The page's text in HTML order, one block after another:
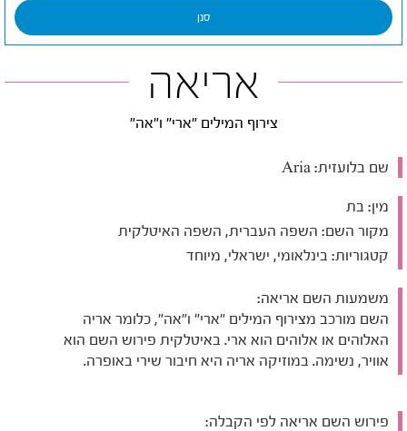
אריאה
צירוף המילים "ארי" ו"אה"
שם בלועזית:
מין: בת
מקור השם: השפה העברית, השפה האיטלקית
קטגוריות: בינלאומי, ישראלי, מיוחד
משמעות השם אריאה:
השם מורכב מצירוף המילים "ארי" ו"אה", כלומר אריה
האלוהים או אלוהים הוא ארי. באיטלקית פירוש השם הוא
אוויר, נשימה. במוזיקה אריה היא חיבור שירי באופרה.
פירוש השם אריאה לפי הקבלה: